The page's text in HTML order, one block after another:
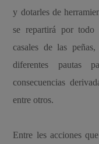
y dotarles de
se repartirá por todo
casales de las
diferentes pautas
consecuencias
entre otros.
Entre les acciones